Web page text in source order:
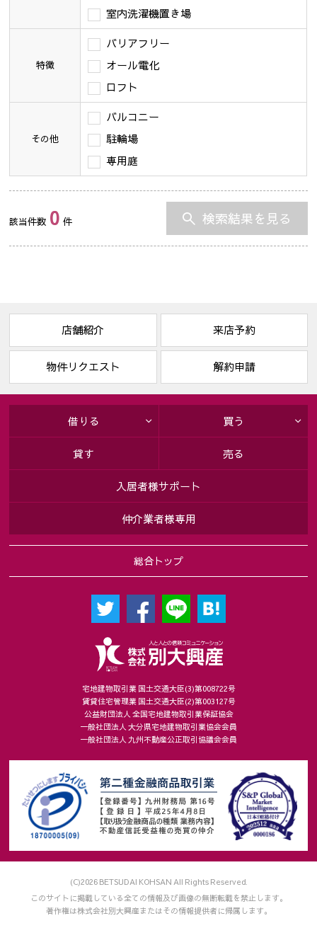
室内洗濯機置き場
特徴
バリアフリー
オール電化
ロフト
その他
バルコニー
駐輪場
専用庭
該当件数 0 件 検索結果を見る
店舗紹介 来店予約
物件リクエスト 解約申請
宅地建物取引業 国土交通大臣(3)第008722号
賃貸住宅管理業 国土交通大臣(2)第003127号
公益財団法人 全国宅地建物取引業保証協会
一般社団法人 大分県宅地建物取引業協会会員
一般社団法人 九州不動産公正取引協議会会員
総合トップ
借りる 買う
貸す 売る
入居者様サポート
仲介業者様専用
(C)2026 BETSUDAI KOHSAN All Rights Reserved.
このサイトに掲載している全ての情報及び画像の無断転載を禁止します。
著作権は株式会社別大興産またはその情報提供者に帰属します。